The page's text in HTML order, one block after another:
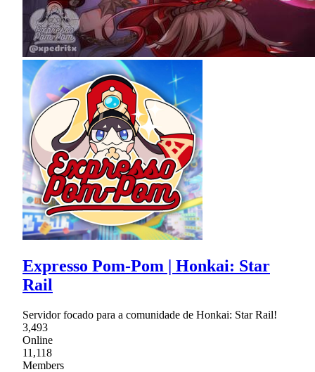
Expresso Pom-Pom | Honkai: Star
Rail
Servidor focado para a comunidade de Honkai: Star Rail!
3,493
Online
11,118
Members